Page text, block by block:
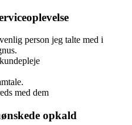
person jeg talte med i
med dem
opkald